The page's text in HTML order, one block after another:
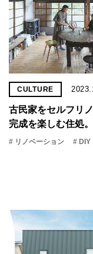
CULTURE
古民家をセルフリ
完成を楽しむ住処。
# リノベーション # DIY